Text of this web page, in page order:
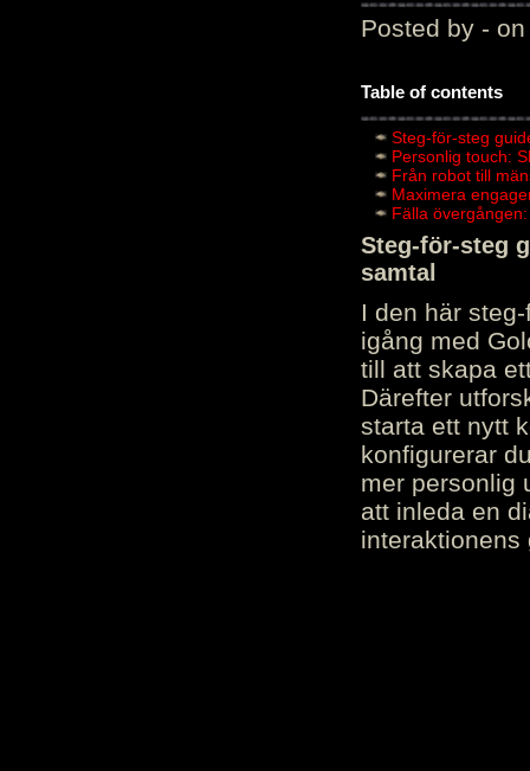
Posted by - on
Table of contents
Steg-för-steg
Personlig touch:
Från robot till
Maximera
Fälla
Steg-för-steg
samtal
I den här
igång med
till att skapa
Därefter
starta ett nytt
konfigurerar
mer personlig
att inleda en
interaktionens